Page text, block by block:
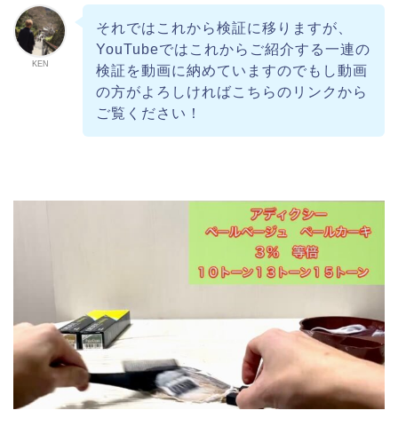
KEN
それではこれから検証に移りますが、
YouTubeではこれからご紹介する一連の
検証を動画に納めていますのでもし動画
の方がよろしければこちらのリンクから
ご覧ください！